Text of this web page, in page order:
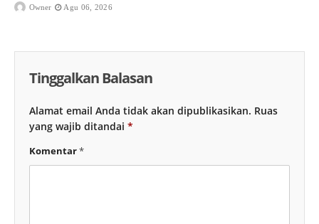
Owner Agu 06, 2026
Tinggalkan Balasan
Alamat email Anda tidak akan dipublikasikan. Ruas
yang wajib ditandai *
Komentar*